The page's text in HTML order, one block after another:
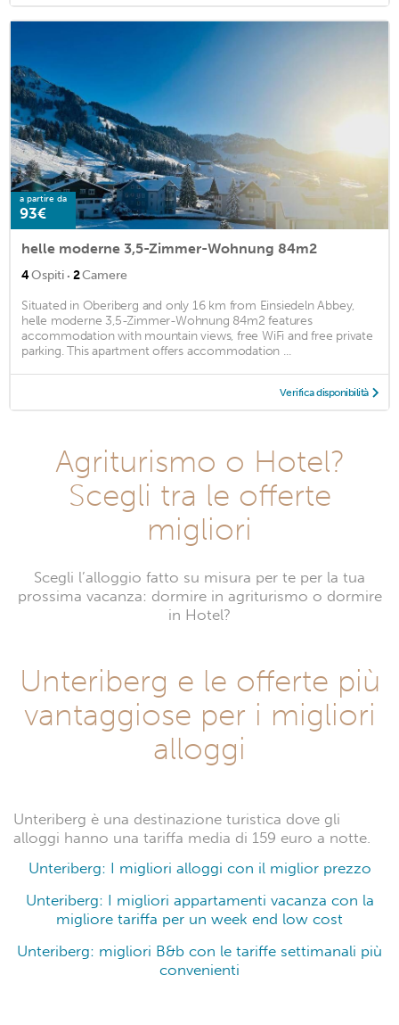
a partire da
93€
helle moderne 3,5-Zimmer-Wohnung 84m2
4Ospiti · 2Camere
Situated in Oberiberg and only 16 km from Einsiedeln Abbey,
helle moderne 3,5-Zimmer-Wohnung 84m2 features
accommodation with mountain views, free WiFi and free private
parking. This apartment offers accommodation ...
Verifica disponibilità
Agriturismo o Hotel?
Scegli tra le offerte
migliori
Scegli l’alloggio fatto su misura per te per la tua
prossima vacanza: dormire in agriturismo o dormire
in Hotel?
Unteriberg e le offerte più
vantaggiose per i migliori
alloggi
Unteriberg è una destinazione turistica dove gli
alloggi hanno una tariffa media di 159 euro a notte.
Unteriberg: I migliori alloggi con il miglior prezzo
Unteriberg: I migliori appartamenti vacanza con la
migliore tariffa per un week end low cost
Unteriberg: migliori B&b con le tariffe settimanali più
convenienti